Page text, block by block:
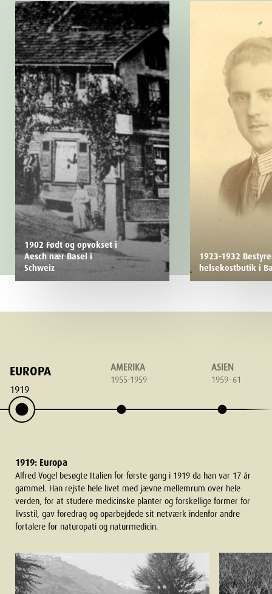
1902 Født og opvokset i
Aesch nær Basel i
Schweiz
1923-1932
helsekostbutik i
EUROPA
1919
AMERIKA
1955-1959
ASIEN
1959-61
1919: Europa
Alfred Vogel besøgte Italien for første gang i 1919 da han var 17 år
gammel. Han rejste hele livet med jævne mellemrum over hele
verden, for at studere medicinske planter og forskellige former for
livsstil, gav foredrag og oparbejdede sit netværk indenfor andre
fortalere for naturopati og naturmedicin.